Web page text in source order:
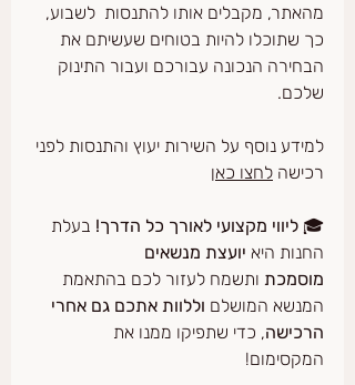
מהאתר, מקבלים אותו להתנסות  לשבוע,
כך שתוכלו להיות בטוחים שעשיתם את
הבחירה הנכונה עבורכם ועבור התינוק
שלכם.
למידע נוסף על השירות יעוץ והתנסות לפני
רכישה לחצו כאן
🎓 ליווי מקצועי לאורך כל הדרך! בעלת
החנות היא יועצת מנשאים
מוסמכת ותשמח לעזור לכם בהתאמת
המנשא המושלם וללוות אתכם גם אחרי
הרכישה, כדי שתפיקו ממנו את
המקסימום!